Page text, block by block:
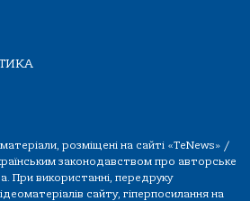
розміщені на сайті «TeNews» /
законодавством про авторське
При використанні, передруку
сайту, гіперпосилання на